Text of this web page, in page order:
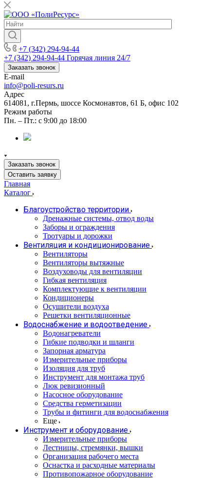
+7 (342) 294-94-44
+7 (342) 294-94-44 Горячая линия 24/7
Заказать звонок
E-mail
info@poli-resurs.ru
Адрес
614081, г.Пермь, шоссе Космонавтов, 61 Б, офис 102
Режим работы
Пн. – Пт.: с 9:00 до 18:00
Заказать звонок
Оставить заявку
Главная
Каталог
Благоустройство территории
Дренажные системы, отвод воды
Заборы и ограждения
Тротуары и дорожки
Вентиляция и кондиционирование
Вентиляторы
Вентиляторы вытяжные
Воздуховоды для вентиляции
Гибкая вентиляция
Комплектующие к вентиляции
Кондиционеры
Осушители воздуха
Решетки вентиляционные
Водоснабжение и водоотведение
Водонагреватели
Гибкие подводки и шланги
Запорная арматура
Измерительные приборы
Изоляция для труб
Инструмент для монтажа труб
Люк ревизионный
Насосное оборудование
Средства герметизации
Трубы и фитинги для водоснабжения
Еще
Инструмент и оборудование
Измерительные приборы
Лестницы, стремянки, вышки
Организация рабочего места
Оснастка и расходные материалы
Противопожарное оборудование